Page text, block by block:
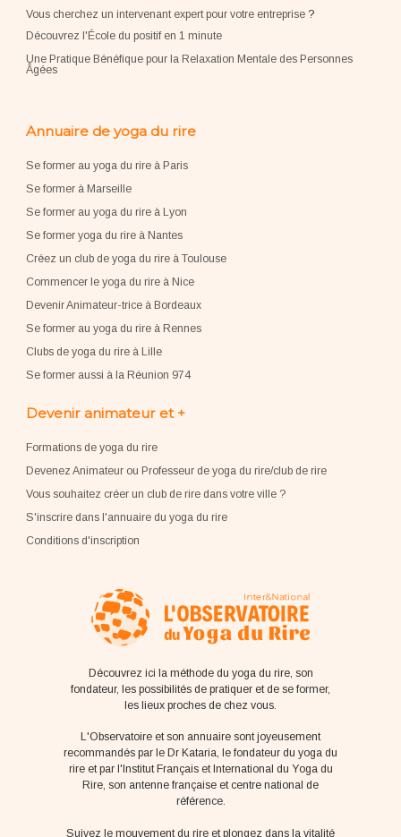
Vous cherchez un intervenant expert pour votre entreprise?
Découvrez l'École du positif en 1 minute
Une Pratique Bénéfique pour la Relaxation Mentale des Personnes
Âgées
Annuaire de yoga du rire
Se former au yoga du rire à Paris
Se former à Marseille
Se former au yoga du rire à Lyon
Se former yoga du rire à Nantes
Créez un club de yoga du rire à Toulouse
Commencer le yoga du rire à Nice
Devenir Animateur-trice à Bordeaux
Se former au yoga du rire à Rennes
Clubs de yoga du rire à Lille
Se former aussi à la Réunion 974
Devenir animateur et +
Formations de yoga du rire
Devenez Animateur ou Professeur de yoga du rire/club de rire
Vous souhaitez créer un club de rire dans votre ville ?
S'inscrire dans l'annuaire du yoga du rire
Conditions d'inscription
Découvrez ici la méthode du yoga du rire, son
fondateur, les possibilités de pratiquer et de se former,
les lieux proches de chez vous.
L'Observatoire et son annuaire sont joyeusement
recommandés par le Dr Kataria, le fondateur du yoga du
rire et par l'Institut Français et International du Yoga du
Rire, son antenne française et centre national de
référence.
Suivez le mouvement du rire et plongez dans la vitalité